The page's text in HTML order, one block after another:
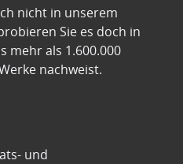
nicht in unserem
Sie es doch in
mehr als 1.600.000
nachweist.
und